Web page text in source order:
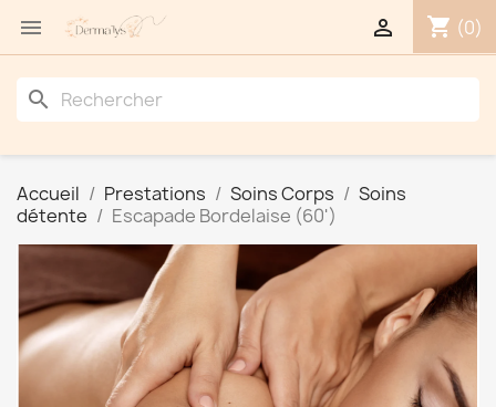
 shopping_cart (0)

search
Accueil Prestations Soins Corps
Soins
détente
Escapade Bordelaise (60')